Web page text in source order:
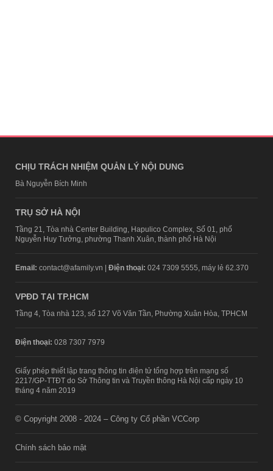
CHỊU TRÁCH NHIỆM QUẢN LÝ NỘI DUNG
Bà Nguyễn Bích Minh
TRỤ SỞ HÀ NỘI
Tầng 21, Tòa nhà Center Building, Hapulico Complex, Số 01, phố
Nguyễn Huy Tưởng, phường Thanh Xuân, thành phố Hà Nội
Email: contact@afamily.vn | Điện thoại: 024 7309 5555, máy lẻ 62.370
VPĐD TẠI TP.HCM
Tầng 4, Tòa nhà 123, số 127 Võ Văn Tần, Phường Xuân Hòa, TPHCM
Điện thoại: 028 7307 7979
Giấy phép thiết lập trang thông tin điện tử tổng hợp trên mạng số
2217/GP-TTĐT do Sở Thông tin và Truyền thông Hà Nội cấp ngày 10
tháng 4 năm 2019
© Copyright 2008 - 2024 – Công ty Cổ phần VCCorp
Chính sách bảo mật